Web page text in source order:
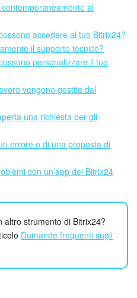
al
accedere al tuo Bitrix24?
il supporto tecnico?
personalizzare il tuo
vengono gestite dal
una richiesta per gli
errore o di una proposta di
con un’app del Bitrix24
altro strumento di Bitrix24?
Domande frequenti sugli